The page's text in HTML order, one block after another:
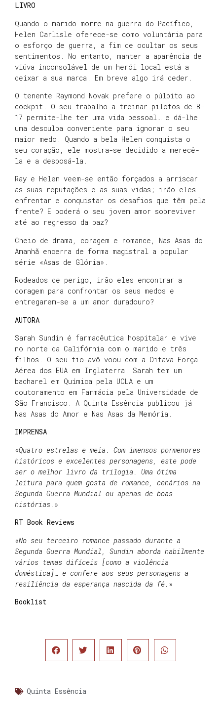
LIVRO
Quando o marido morre na guerra do Pacífico,
Helen Carlisle oferece-se como voluntária para
o esforço de guerra, a fim de ocultar os seus
sentimentos. No entanto, manter a aparência de
viúva inconsolável de um herói local está a
deixar a sua marca. Em breve algo irá ceder.
O tenente Raymond Novak prefere o púlpito ao
cockpit. O seu trabalho a treinar pilotos de B-
17 permite-lhe ter uma vida pessoal… e dá-lhe
uma desculpa conveniente para ignorar o seu
maior medo. Quando a bela Helen conquista o
seu coração, ele mostra-se decidido a merecê-
la e a desposá-la.
Ray e Helen veem-se então forçados a arriscar
as suas reputações e as suas vidas; irão eles
enfrentar e conquistar os desafios que têm pela
frente? E poderá o seu jovem amor sobreviver
até ao regresso da paz?
Cheio de drama, coragem e romance, Nas Asas do
Amanhã encerra de forma magistral a popular
série «Asas de Glória».
Rodeados de perigo, irão eles encontrar a
coragem para confrontar os seus medos e
entregarem-se a um amor duradouro?
AUTORA
Sarah Sundin é farmacêutica hospitalar e vive
no norte da Califórnia com o marido e três
filhos. O seu tio-avô voou com a Oitava Força
Aérea dos EUA em Inglaterra. Sarah tem um
bacharel em Química pela UCLA e um
doutoramento em Farmácia pela Universidade de
São Francisco. A Quinta Essência publicou já
Nas Asas do Amor e Nas Asas da Memória.
IMPRENSA
«Quatro estrelas e meia. Com imensos pormenores
históricos e excelentes personagens, este pode
ser o melhor livro da trilogia. Uma ótima
leitura para quem gosta de romance, cenários na
Segunda Guerra Mundial ou apenas de boas
histórias. »
RT Book Reviews
«No seu terceiro romance passado durante a
Segunda Guerra Mundial, Sundin aborda habilmente
vários temas difíceis [como a violência
doméstica]… e confere aos seus personagens a
resiliência da esperança nascida da fé. »
Booklist
Quinta Essência